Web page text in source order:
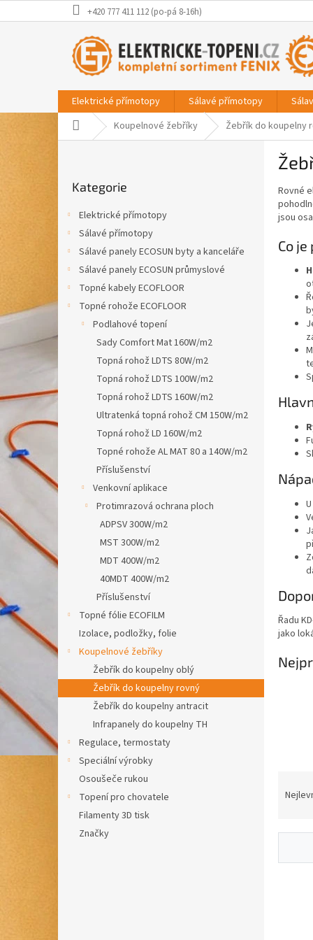
na
+420 777 411 112 (po-pá 8-16h)
Elektrické přímotopy Sálavé přímotopy
Domů Koupelnové žebříky Žebřík do koupelny
a
e
kategorie
Kategorie
Elektrické přímotopy
Sálavé přímotopy
Sálavé panely ECOSUN byty a kanceláře
Sálavé panely ECOSUN průmyslové
Topné kabely ECOFLOOR
Topné rohože ECOFLOOR
Podlahové topení
Sady Comfort Mat 160W/m2
Topná rohož LDTS 80W/m2
Topná rohož LDTS 100W/m2
Topná rohož LDTS 160W/m2
Ultratenká topná rohož CM 150W/m2
Topná rohož LD 160W/m2
Topné rohože AL MAT 80 a 140W/m2
Příslušenství
Venkovní aplikace
Protimrazová ochrana ploch
ADPSV 300W/m2
MST 300W/m2
MDT 400W/m2
40MDT 400W/m2
Příslušenství
Topné fólie ECOFILM
Izolace, podložky, folie
Koupelnové žebříky
Žebřík do koupelny oblý
Žebřík do koupelny rovný
Žebřík do koupelny antracit
Infrapanely do koupelny TH
Regulace, termostaty
Speciální výrobky
Osoušeče rukou
Topení pro chovatele
Filamenty 3D tisk
Značky
Rovné
jsou
Co
Řadu
jako